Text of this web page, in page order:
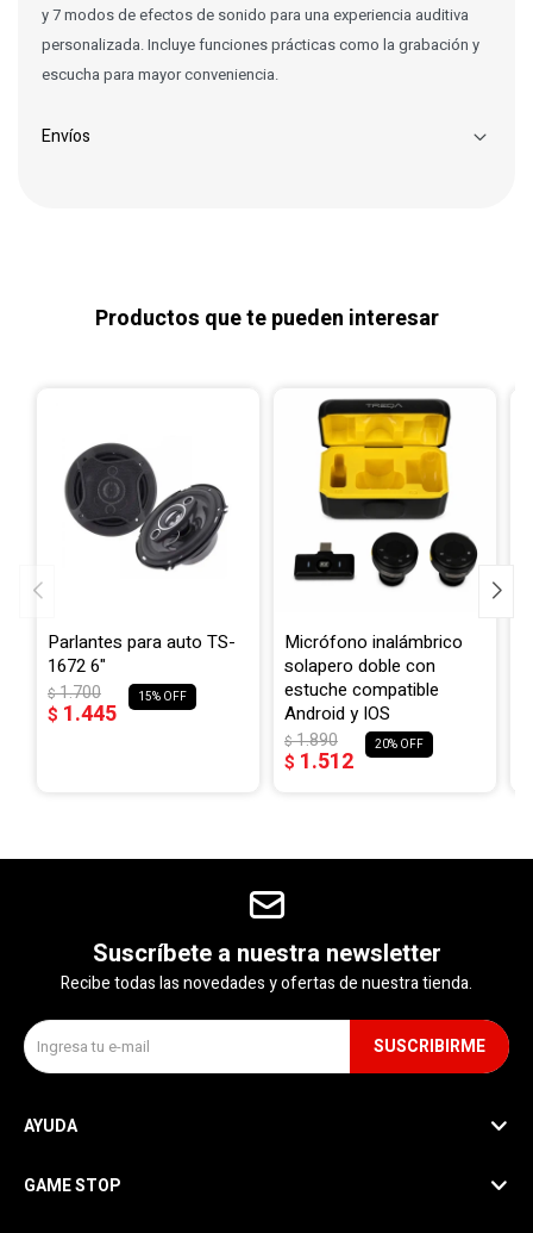
y 7 modos de efectos de sonido para una experiencia auditiva
personalizada. Incluye funciones prácticas como la grabación y
escucha para mayor conveniencia.
Envíos
Productos que te pueden interesar
Parlantes para auto TS-
1672 6"
$ 1.445
$1.700 15
Micrófono inalámbrico
solapero doble con
estuche compatible
Android y IOS
$ 1.512
$1.890 20
Suscríbete a nuestra newsletter
Recibe todas las novedades y ofertas de nuestra tienda.
SUSCRIBIRME
AYUDA
GAME STOP